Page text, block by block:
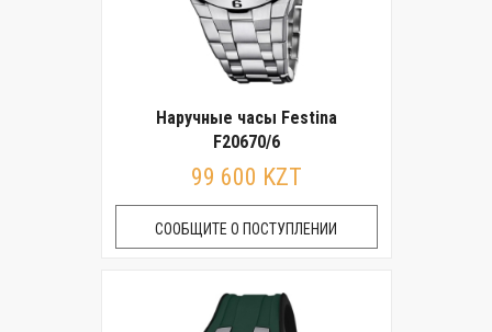
Наручные часы Festina
F20670/6
99 600 KZT
СООБЩИТЕ О ПОСТУПЛЕНИИ